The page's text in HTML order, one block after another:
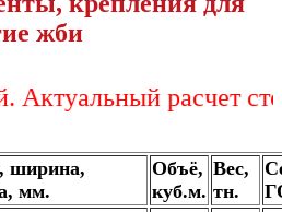
жби
расчет
ширина,
мм.
Объё,
куб.м.
Вес,
тн.